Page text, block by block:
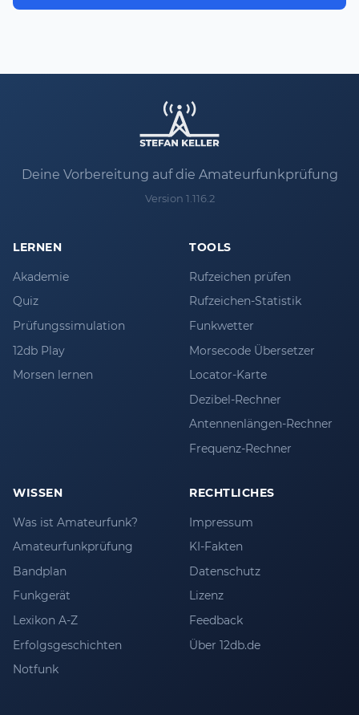
Deine Vorbereitung auf die Amateurfunkprüfung
Version 1.116.2
LERNEN
Akademie
Quiz
Prüfungssimulation
12db Play
Morsen lernen
TOOLS
Rufzeichen prüfen
Rufzeichen-Statistik
Funkwetter
Morsecode Übersetzer
Locator-Karte
Dezibel-Rechner
Antennenlängen-Rechner
Frequenz-Rechner
WISSEN
Was ist Amateurfunk?
Amateurfunkprüfung
Bandplan
Funkgerät
Lexikon A-Z
Erfolgsgeschichten
Notfunk
RECHTLICHES
Impressum
KI-Fakten
Datenschutz
Lizenz
Feedback
Über 12db.de